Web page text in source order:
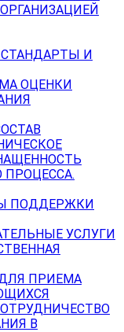
И
ОЦЕНКИ
ПРОЦЕССА.
ПОДДЕРЖКИ
УСЛУГИ
ПРИЕМА
В